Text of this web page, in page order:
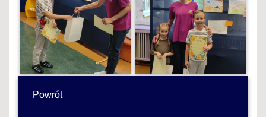
Powrót